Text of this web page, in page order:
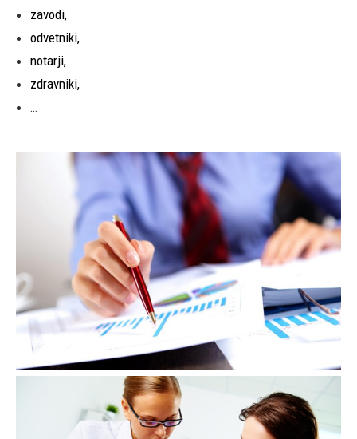
zavodi,
odvetniki,
notarji,
zdravniki,
…